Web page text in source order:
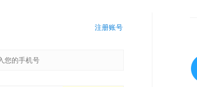
注册账号